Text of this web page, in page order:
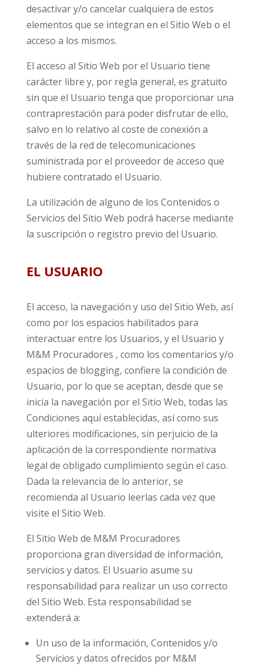
desactivar y/o cancelar cualquiera de estos
elementos que se integran en el Sitio Web o el
acceso a los mismos.
El acceso al Sitio Web por el Usuario tiene
carácter libre y, por regla general, es gratuito
sin que el Usuario tenga que proporcionar una
contraprestación para poder disfrutar de ello,
salvo en lo relativo al coste de conexión a
través de la red de telecomunicaciones
suministrada por el proveedor de acceso que
hubiere contratado el Usuario.
La utilización de alguno de los Contenidos o
Servicios del Sitio Web podrá hacerse mediante
la suscripción o registro previo del Usuario.
EL USUARIO
El acceso, la navegación y uso del Sitio Web, así
como por los espacios habilitados para
interactuar entre los Usuarios, y el Usuario y
M&M Procuradores , como los comentarios y/o
espacios de blogging, confiere la condición de
Usuario, por lo que se aceptan, desde que se
inicia la navegación por el Sitio Web, todas las
Condiciones aquí establecidas, así como sus
ulteriores modificaciones, sin perjuicio de la
aplicación de la correspondiente normativa
legal de obligado cumplimiento según el caso.
Dada la relevancia de lo anterior, se
recomienda al Usuario leerlas cada vez que
visite el Sitio Web.
El Sitio Web de M&M Procuradores
proporciona gran diversidad de información,
servicios y datos. El Usuario asume su
responsabilidad para realizar un uso correcto
del Sitio Web. Esta responsabilidad se
extenderá a:
Un uso de la información, Contenidos y/o
Servicios y datos ofrecidos por M&M